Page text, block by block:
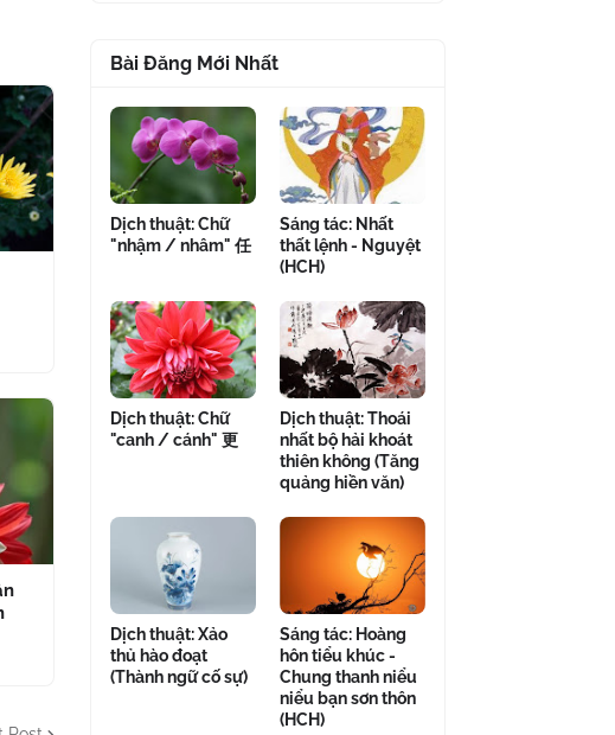
Bài Đăng Mới Nhất
Dịch thuật: Chữ
"nhậm / nhâm" 任
Sáng tác: Nhất
thất lệnh - Nguyệt
(HCH)
Dịch thuật: Chữ
"canh / cánh" 更
Dịch thuật: Thoái
nhất bộ hải khoát
thiên không (Tăng
quảng hiền văn)
Dịch thuật: Xảo
thủ hào đoạt
(Thành ngữ cố sự)
Sáng tác: Hoàng
hôn tiểu khúc -
Chung thanh niểu
niểu bạn sơn thôn
(HCH)